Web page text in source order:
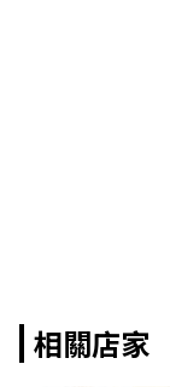
相關店家